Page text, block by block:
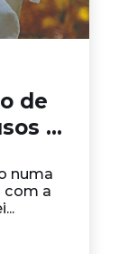
de
e
numa
com a